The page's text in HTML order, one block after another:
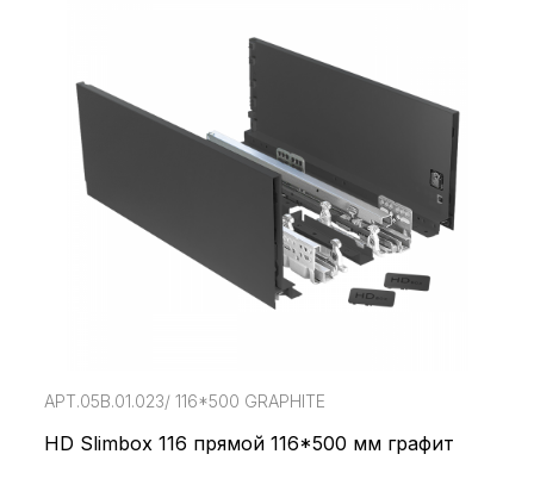
АРТ.05В.01.023/ 116*500 GRAPHITE
HD Slimbox 116 прямой 116*500 мм графит